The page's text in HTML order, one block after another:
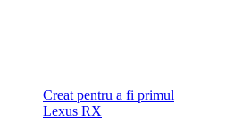
Creat pentru a fi primul
Lexus RX